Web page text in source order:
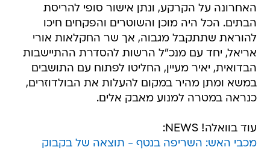
האחרונה על הקרקע, ונתן אישור סופי להריסת
הבתים. הכל היה מוכן והשוטרים והפקחים חיכו
להוראת שתתקבל מגבוה, אך שר החקלאות אורי
אריאל, יחד עם מנכ"ל הרשות להסדרת ההתיישבות
הבדואית, יאיר מעיין, החליטו לפתוח עם התושבים
במשא ומתן מהיר במקום להעלות את הבולדוזרים,
כנראה במטרה למנוע מאבק אלים.
עוד בוואלה! NEWS:
מכבי האש: השריפה בנטף - תוצאה של בקבוק